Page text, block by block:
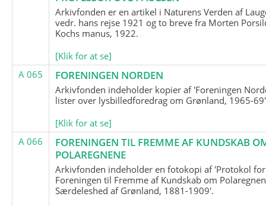
Arkivfonden er en artikel i Naturens Verden af
vedr. hans rejse 1921 og to breve fra Morten
Kochs manus, 1922.
[Klik for at se]
A 065
FORENINGEN NORDEN
Arkivfonden indeholder kopier af 'Foreningen
lister over lysbilledforedrag om Grønland, 1965-
[Klik for at se]
A 066
FORENINGEN TIL FREMME AF KUNDSKAB
POLAREGNENE
Arkivfonden indeholder en fotokopi af 'Protokol for
Foreningen til Fremme af Kundskab om
Særdeleshed af Grønland, 1881-1909'.